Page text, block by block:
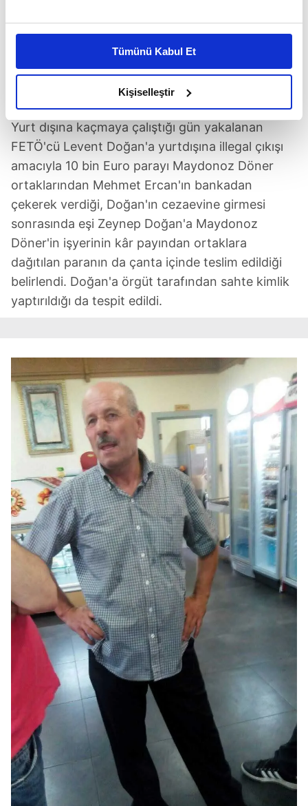
Bu çerezlere izin vermeniz halinde sizlere özel
daha iyi reklam deneyimi yaşatabiliriz. Bunu yaparken
amacımızın size daha iyi bir reklam deneyimi sunmak
olduğunu ve sizlere en iyi içerikleri sunabilmek adına
elimizden gelen çabayı gösterdiğimizi ve bu noktada,
reklamların maliyetlerimizi karşılamak noktasında tek gelir
kalemimiz olduğunu sizlere hatırlatmak isteriz.
Her halükârda, kullanıcılar, bu çerezlere izin vermedikleri
takdirde, kullanıcılara hedefli reklamlar
gösterilmeyecektir."
Sizlere daha iyi bir hizmet sunabilmek için İnternet
Sitemizde kendimize ve üçüncü kişilere ait çerezler
kullanılmaktadır. Bu çerezler vasıtasıyla çeşitli kişisel
verileriniz işlenmekte olup gerekli olan çerezler bilgi
toplumu hizmetlerinin sunulması amacıyla
reklam/pazarlama faaliyetlerinin yapılması, amaçlarıyla
sınırlı olarak açık rızanız dahilinde kullanılacaktır.
Çerezlere ilişkin tercihlerinizi aşağıda yer alan panel
vasıtasıyla belirleyebilirsiniz. Çerezlere ilişkin detaylı bilgi
için Ayarlar butonuna tıklayabilir, Çerez Bilgilendirme
Metnimiziziyaret edebilirsiniz.
6698 sayılı Kişisel Verilerin Korunması Kanunu uyarınca
hazırlanmış Aydınlatma Metnimizi okumak ve sitemizde
ilgili mevzuata uygun olarak kullanılan çerezlerle ilgili bilgi
almak için lütfentıklayınız.
Tümünü Kabul Et
Kişiselleştir
açtıklarını duyurarak,"Bu bizim için yeni bir
kilometre taşı, yeni bir zafer"ifadelerini kullandı.
ŞİRKETTEN
Yurt dışına kaçmaya çalıştığı gün yakalanan
FETÖ'cü Levent Doğan'a yurtdışına illegal çıkışı
amacıyla 10 bin Euro parayı Maydonoz Döner
ortaklarından Mehmet Ercan'ın bankadan
çekerek verdiği, Doğan'ın cezaevine girmesi
sonrasında eşi Zeynep Doğan'a Maydonoz
Döner'in işyerinin kâr payından ortaklara
dağıtılan paranın da çanta içinde teslim edildiği
belirlendi. Doğan'a örgüt tarafından sahte kimlik
yaptırıldığı da tespit edildi.